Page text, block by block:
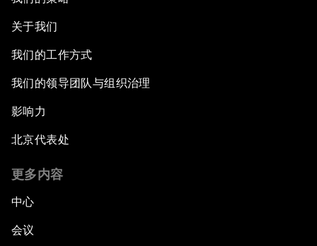
关于我们
我们的工作方式
我们的领导团队与组织治理
影响力
北京代表处
更多内容
中心
会议